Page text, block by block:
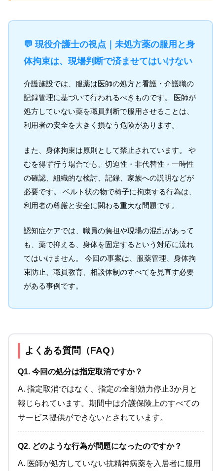
💬 現役介護士の視点｜未処方薬の服用と身
体拘束は、現場判断で済ませてはいけない
介護施設では、服薬は医師の処方と看護・介護職の
記録管理に基づいて行われるべきものです。 医師が
処方していない薬を職員判断で服用させることは、
利用者の安全を大きく損なう危険があります。
また、身体拘束は原則として禁止されています。 や
むを得ず行う場合でも、切迫性・非代替性・一時性
の確認、組織的な検討、記録、家族への説明などが
必要です。 ベルト状の物で椅子に拘束する行為は、
利用者の尊厳と安全に関わる重大な問題です。
認知症ケアでは、職員の負担や現場の混乱があって
も、薬で抑える、身体を固定するという対応に流れ
てはいけません。 今回の事案は、服薬管理、身体拘
束防止、職員教育、相談体制のすべてを見直す必要
がある事例です。
よくある質問（FAQ）
Q1. 今回の処分は指定取消ですか？
A. 指定取消ではなく、指定の全部効力停止3か月と
報じられています。期間中は介護保険上のすべての
サービス提供ができないとされています。
Q2. どのような行為が問題になったのですか？
A. 医師が処方していない抗精神病薬を入居者に服用